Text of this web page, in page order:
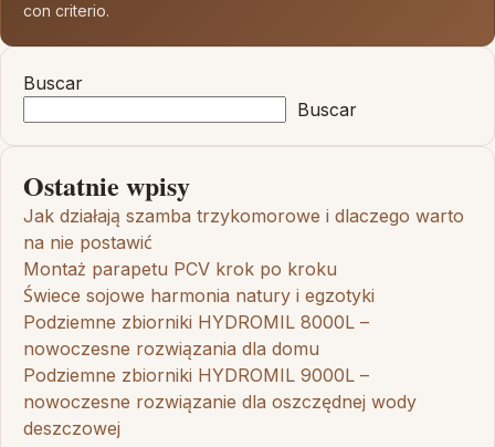
con criterio.
Buscar
Buscar
Ostatnie wpisy
Jak działają szamba trzykomorowe i dlaczego warto
na nie postawić
Montaż parapetu PCV krok po kroku
Świece sojowe harmonia natury i egzotyki
Podziemne zbiorniki HYDROMIL 8000L –
nowoczesne rozwiązania dla domu
Podziemne zbiorniki HYDROMIL 9000L –
nowoczesne rozwiązanie dla oszczędnej wody
deszczowej